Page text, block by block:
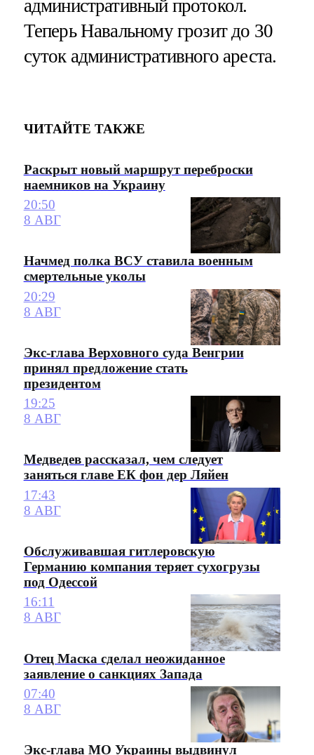
административный протокол.
Теперь Навальному грозит до 30
суток административного ареста.
ЧИТАЙТЕ ТАКЖЕ
Раскрыт новый маршрут переброски
наемников на Украину
20:50
8 АВГ
Начмед полка ВСУ ставила военным
смертельные уколы
20:29
8 АВГ
Экс-глава Верховного суда Венгрии
принял предложение стать
президентом
19:25
8 АВГ
Медведев рассказал, чем следует
заняться главе ЕК фон дер Ляйен
17:43
8 АВГ
Обслуживавшая гитлеровскую
Германию компания теряет сухогрузы
под Одессой
16:11
8 АВГ
Отец Маска сделал неожиданное
заявление о санкциях Запада
07:40
8 АВГ
Экс-глава МО Украины выдвинул